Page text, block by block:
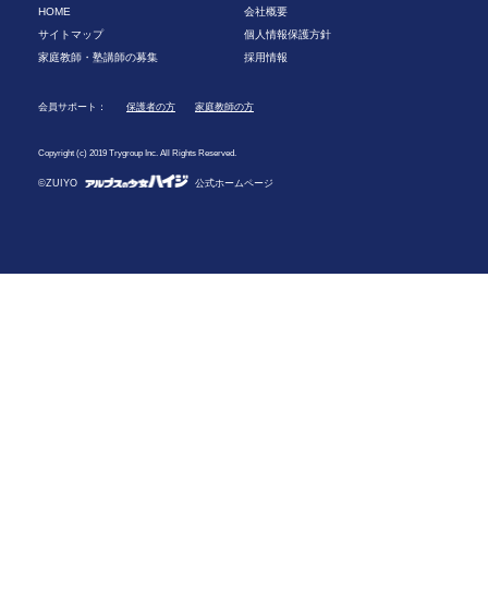
HOME
会社概要
サイトマップ
個人情報保護方針
家庭教師・塾講師の募集
採用情報
会員サポート： 保護者の方 家庭教師の方
Copyright (c) 2019 Trygroup Inc. All Rights Reserved.
©ZUIYO 公式ホームページ